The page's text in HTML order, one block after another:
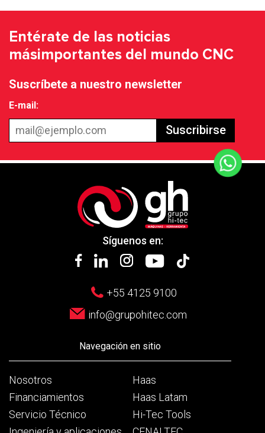
Entérate de las noticias
másimportantes del mundo CNC
Suscríbete a nuestro newsletter
E-mail:
Suscribirse
Síguenos en:
+55 4125 9100
info@grupohitec.com
Navegación en sitio
Nosotros
Financiamientos
Servicio Técnico
Haas
Haas Latam
Hi-Tec Tools